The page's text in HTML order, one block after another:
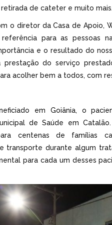
retirada de cateter e muito mais.
o diretor da Casa de Apoio,
para as pessoas
e o resultado do
prestação do serviço
acolher bem a todos, com
em Goiânia, o
de Saúde em
centenas de famílias
transporte durante algum
para cada um desses